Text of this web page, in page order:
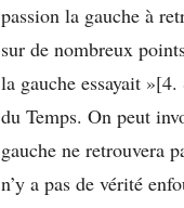
passion la gauche à
sur de nombreux
la gauche essayait
du Temps. On peut
gauche ne retrouvera
n’y a pas de vérité